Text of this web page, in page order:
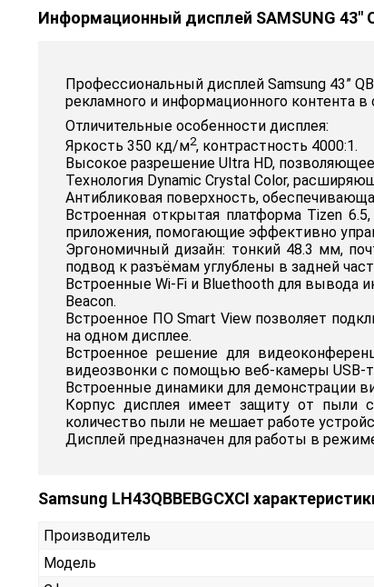
Информационный дисплей SAMSUNG 43"
Профессиональный дисплей Samsung 43”
рекламного и информационного контента
Отличительные особенности дисплея:
Яркость 350 кд/м2, контрастность 4000:1.
Высокое разрешение Ultra HD,
Технология Dynamic Crystal Color,
Антибликовая поверхность,
Встроенная открытая платформа Tizen
приложения, помогающие эффективно
Эргономичный дизайн: тонкий 48.3 мм,
подвод к разъёмам углублены в задней
Встроенные Wi-Fi и Bluethooth для вывода
Beacon.
Встроенное ПО Smart View позволяет
на одном дисплее.
Встроенное решение для
видеозвонки с помощью веб-камеры USB-
Встроенные динамики для демонстрации
Корпус дисплея имеет защиту от пыли
количество пыли не мешает работе
Дисплей предназначен для работы в
Samsung LH43QBBEBGCXCI
Производитель
Модель